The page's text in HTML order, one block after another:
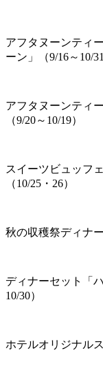
アフタヌーンティ
ーン」（9/16～10/31
アフタヌーンティ
（9/20～10/19）
スイーツビュッフ
（10/25・26）
秋の収穫祭ディナ
ディナーセット「
10/30）
ホテルオリジナル